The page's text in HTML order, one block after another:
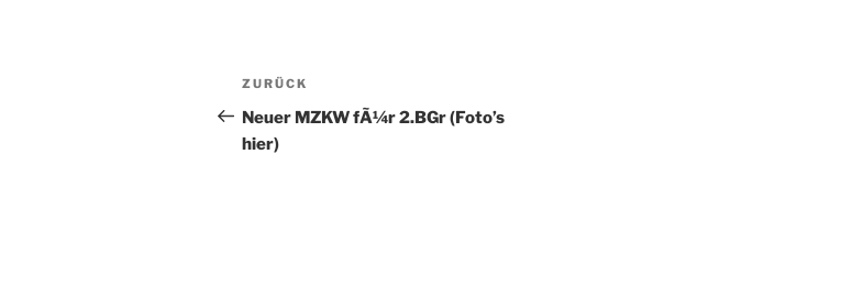
Beitragsnavigation
Vorheriger
Beitrag
ZURÜCK
Neuer MZKW fÃ¼r 2.BGr (Foto’s
hier)